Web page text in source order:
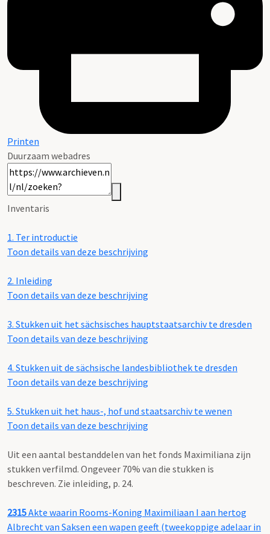
Printen
Duurzaam webadres
Inventaris
1. Ter introductie
Toon details van deze beschrijving
2. Inleiding
Toon details van deze beschrijving
3. Stukken uit het sächsisches hauptstaatsarchiv te dresden
Toon details van deze beschrijving
4. Stukken uit de sächsische landesbibliothek te dresden
Toon details van deze beschrijving
5. Stukken uit het haus-, hof und staatsarchiv te wenen
Toon details van deze beschrijving
Uit een aantal bestanddelen van het fonds Maximiliana zijn
stukken verfilmd. Ongeveer 70% van die stukken is
beschreven. Zie inleiding, p. 24.
2315Akte waarin Rooms-Koning Maximiliaan I aan hertog
Albrecht van Saksen een wapen geeft (tweekoppige adelaar in